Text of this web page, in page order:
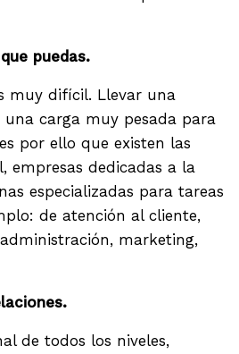
puedas.
muy difícil. Llevar una
carga muy pesada para
por ello que existen las
empresas dedicadas a la
especializadas para tareas
de atención al cliente,
marketing,
de todos los niveles,